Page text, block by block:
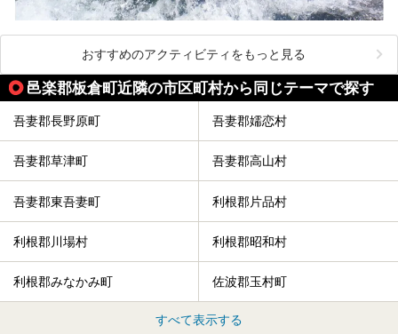
おすすめのアクティビティをもっと見る
邑楽郡板倉町近隣の市区町村から同じテーマで探す
吾妻郡長野原町 吾妻郡嬬恋村
吾妻郡草津町 吾妻郡高山村
吾妻郡東吾妻町 利根郡片品村
利根郡川場村 利根郡昭和村
利根郡みなかみ町 佐波郡玉村町
すべて表示する